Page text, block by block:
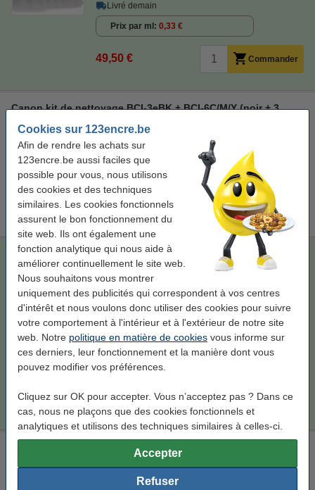
Cookies sur 123encre.be
Afin de rendre les achats sur
123encre.be aussi faciles que
possible pour vous, nous utilisons
des cookies et des techniques
similaires. Les cookies fonctionnels
assurent le bon fonctionnement du
site web. Ils ont également une
fonction analytique qui nous aide à
améliorer continuellement le site web.
Nous souhaitons vous montrer
uniquement des publicités qui correspondent à vos centres
d'intérêt et nous voulons donc utiliser des cookies pour suivre
votre comportement à l'intérieur et à l'extérieur de notre site
web. Notre politique en matière de cookies vous informe sur
ces derniers, leur fonctionnement et la manière dont vous
pouvez modifier vos préférences.
Cliquez sur OK pour accepter. Vous n’acceptez pas ? Dans ce
cas, nous ne plaçons que des cookies fonctionnels et
analytiques et utilisons des techniques similaires à celles-ci.
Accepter
Refuser
Livré demain
Prix par ml 0,33 €
49,50 € Commander
Canon kit de nettoyage BCI-3eBK + BCI-6C/M/Y (noir + 3
Voir les spécifications et la description
En stock
Livré demain
9,00 € Commander
Canon offre : 2 x série BCI-6 (BCI-6BK noir + 5 couleurs)
(marque 123encre)
noir et 5 couleurs (2x) 160,8 ml
Voir les spécifications et la description
Livré demain
Prix par ml 0,32 €
51,50 € Commander
Canon kit de nettoyage série BCI-6 (BCI-6BK noir + 5
Voir les spécifications et la description